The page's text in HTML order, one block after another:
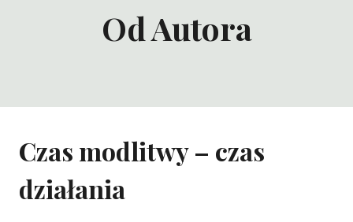
Od Autora
Czas modlitwy – czas
działania